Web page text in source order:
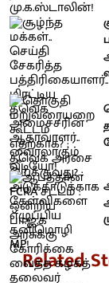
Related